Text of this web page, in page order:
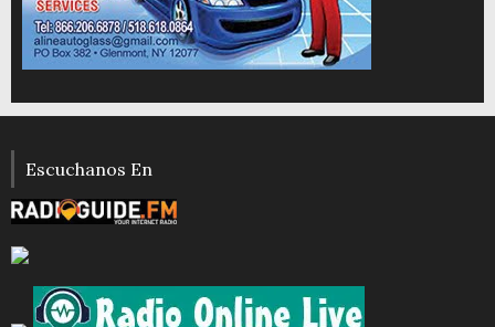
Escuchanos En